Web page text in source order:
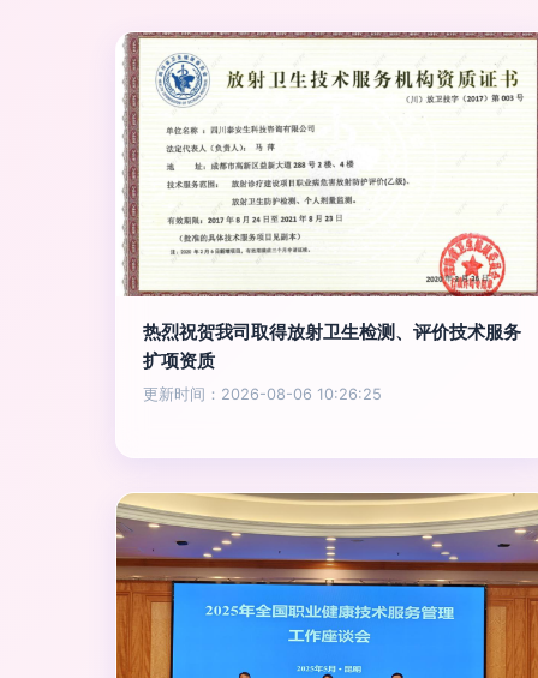
热烈祝贺我司取得放射卫生检测、评价技术服务
扩项资质
更新时间：2026-08-06 10:26:25